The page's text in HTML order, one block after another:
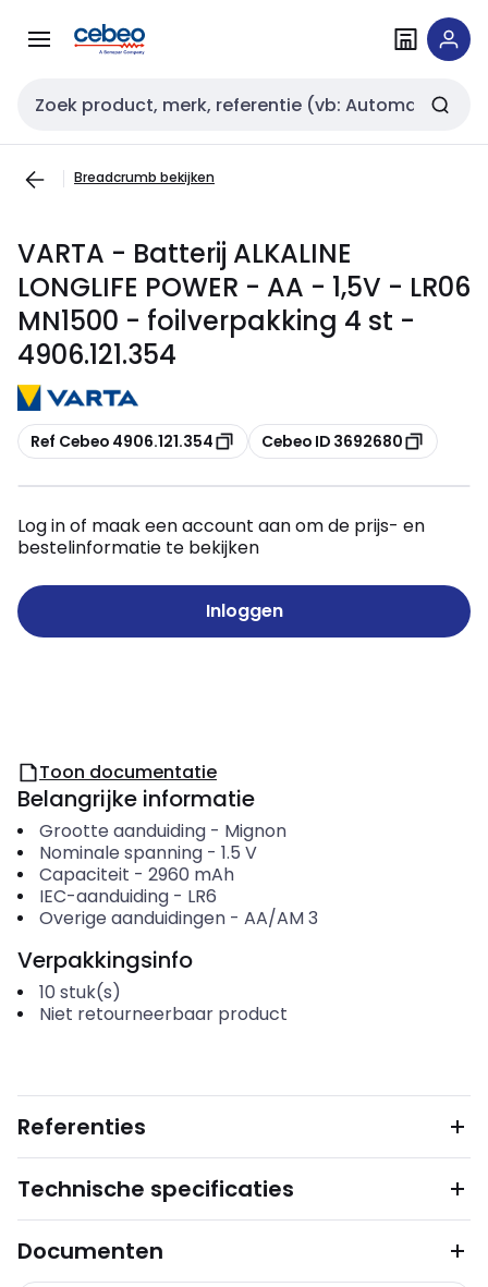
naar
naar
Zoekveld invoer
Breadcrumb bekijken
VARTA - Batterij ALKALINE
LONGLIFE POWER - AA - 1,5V - LR06
MN1500 - foilverpakking 4 st -
4906.121.354
Kopiëren
Ref Cebeo 4906.121.354 Kopiëren
Cebeo ID 3692680
Log in of maak een account aan om de prijs- en
bestelinformatie te bekijken
Inloggen
Toon documentatie
Belangrijke informatie
Grootte aanduiding- Mignon
Nominale spanning- 1.5 V
Capaciteit - 2960 mAh
IEC-aanduiding- LR6
Overige aanduidingen- AA/AM 3
Verpakkingsinfo
10 stuk(s)
Niet retourneerbaar product
Referenties
Technische specificaties
Documenten